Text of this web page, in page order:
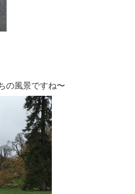
の風景ですね〜